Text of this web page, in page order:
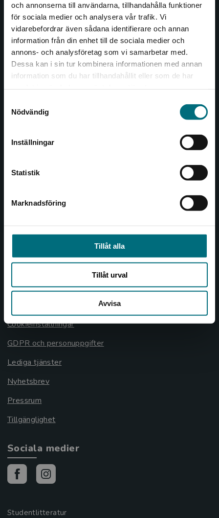
och annonserna till användarna, tillhandahålla funktioner
för sociala medier och analysera vår trafik. Vi
vidarebefordrar även sådana identifierare och annan
information från din enhet till de sociala medier och
annons- och analysföretag som vi samarbetar med.
Dessa kan i sin tur kombinera informationen med annan
information som du har tillhandahållit eller som de har
Nödvändig
Inställningar
Statistik
Marknadsföring
Tillåt alla
Tillåt urval
Avvisa
Begränsad fraktregion
Det verkar som att du besöker
Sverige. För att kunna slutföra ett köp måste
Kontakta oss
Kontakta oss
046-31 20 00
Box 141
Besöksadress:
Åkergränden 1
Kontakta kundservice
Köpvillkor
Allmänna länkar
Om oss
Cookieinställningar
GDPR och personuppgifter
Lediga tjänster
Nyhetsbrev
Pressrum
Tillgänglighet
Sociala medier
Studentlitteratur